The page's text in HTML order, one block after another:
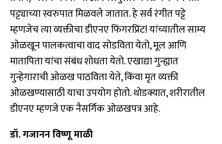
पट्ट्याच्या स्वरुपात मिळवले जातात. हे सर्व रंगीत पट्टे
म्हणजेच त्या व्यक्तीचा डीएनए फिंगरप्रिंट! यांच्यातील साम्य
ओळखून पालकत्वाचा वाद सोडविता येतो, मूल आणि
मातापिता यांचा संबंध शोधता येतो. एखाद्या गुन्ह्यात
गुन्हेगाराची ओळख पाठविता येते, किंवा मृत व्यक्ती
ओळखण्यासाठी याचा उपयोग होतो. थोडक्यात, शरीरातील
डीएनए म्हणजे एक नैसर्गिक ओळखपत्र आहे.
डॉ. गजानन विष्णू माळी